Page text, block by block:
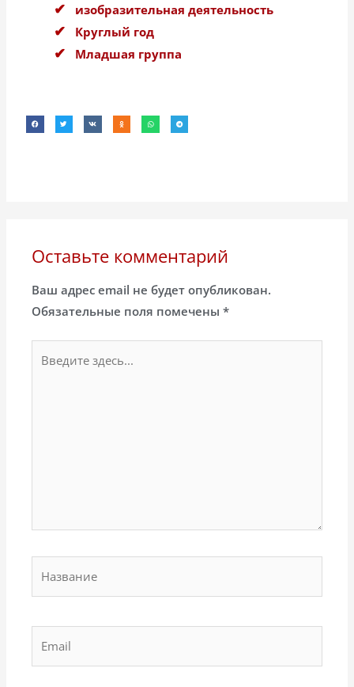
изобразительная деятельность
Круглый год
Младшая группа
Оставьте комментарий
Ваш адрес email не будет опубликован.
Обязательные поля помечены*
здесь...